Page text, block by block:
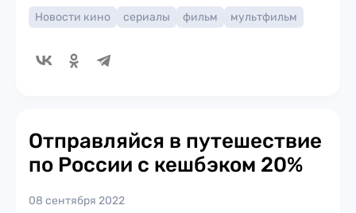
Новости кино сериалы фильм мультфильм
Отправляйся в путешествие
по России с кешбэком 20%
08 сентября 2022